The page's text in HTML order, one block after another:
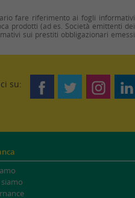
fare riferimento ai fogli informativi
prodotti (ad es. Società emittenti dei
sui prestiti obbligazionari emessi
su: